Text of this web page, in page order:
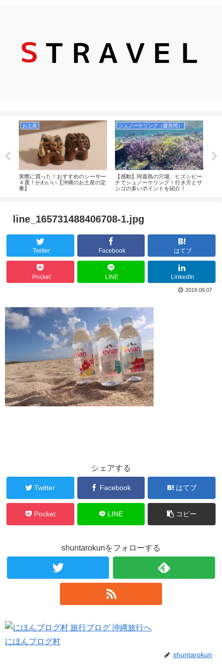
お土産
実際に買った！おすすめのシーサー
４選！かわいい【沖縄のお土産の定
番】
シュノーケリング（慶良間）
【感動】阿嘉島の穴場、ヒズシビー
チでシュノーケリング！行き方とサ
ンゴの多いポイントを紹介！
line_165731488406708-1.jpg
Twitter Facebook はてブ
Pocket LINE LinkedIn
2019.09.07
シェアする
Twitter Facebook はてブ
Pocket LINE コピー
shuntarokunをフォローする
にほんブログ村
shuntarokun